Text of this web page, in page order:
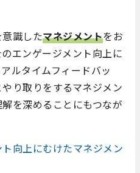
識したマネジメントをお
エンゲージメント向上に
ルタイムフィードバッ
り取りをするマネジメン
を深めることにもつなが
向上にむけたマネジメン